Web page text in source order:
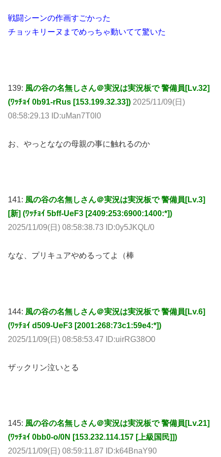
戦闘シーンの作画すごかった
チョッキリーヌまでめっちゃ動いてて驚いた
139: 風の谷の名無しさん＠実況は実況板で 警備員[Lv.32]
(ﾜｯﾁｮｲ 0b91-rRus [153.199.32.33]) 2025/11/09(日)
08:58:29.13 ID:uMan7T0l0
お、やっとななの母親の事に触れるのか
141: 風の谷の名無しさん＠実況は実況板で 警備員[Lv.3]
[新] (ﾜｯﾁｮｲ 5bff-UeF3 [2409:253:6900:1400:*])
2025/11/09(日) 08:58:38.73 ID:0y5JKQL/0
なな、プリキュアやめるってよ（棒
144: 風の谷の名無しさん＠実況は実況板で 警備員[Lv.6]
(ﾜｯﾁｮｲ d509-UeF3 [2001:268:73c1:59e4:*])
2025/11/09(日) 08:58:53.47 ID:uirRG38O0
ザックリン泣いとる
145: 風の谷の名無しさん＠実況は実況板で 警備員[Lv.21]
(ﾜｯﾁｮｲ 0bb0-o/0N [153.232.114.157 [上級国民]])
2025/11/09(日) 08:59:11.87 ID:k64BnaY90